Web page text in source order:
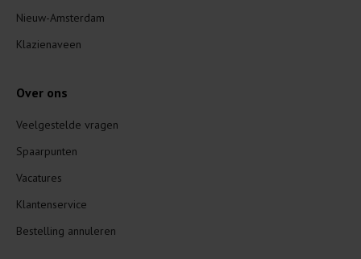
Nieuw-Amsterdam
Klazienaveen
Over ons
Veelgestelde vragen
Spaarpunten
Vacatures
Klantenservice
Bestelling annuleren